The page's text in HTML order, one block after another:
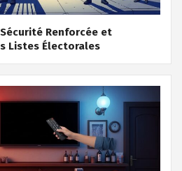
Renforcée et
Listes Électorales